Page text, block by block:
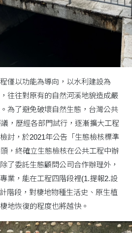
僅以功能為導向，以水利建設為
往往對原有的自然河溪地貌造成嚴
為了避免破壞自然生態，台灣公共
，歷經各部門試行，逐漸擴大工程
討，於2021年公告「生態檢核標準
，終確立生態檢核在公共工程中辦
了委託生態顧問公司合作辦理外，
業，能在工程四階段裡(1.提報2.設
階段，對棲地物種生活史、原生植
地恢復的程度也將越快。